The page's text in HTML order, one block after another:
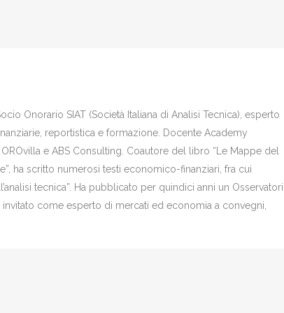
Onorario SIAT (Società Italiana di Analisi Tecnica), esperto
reportistica e formazione. Docente Academy
e ABS Consulting. Coautore del libro “Le Mappe del
ha scritto numerosi testi economico-finanziari, fra cui
tecnica”. Ha pubblicato per quindici anni un
come esperto di mercati ed economia a convegni,